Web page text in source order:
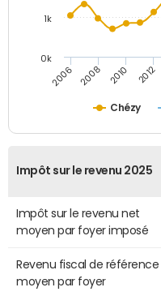
Chézy
2006 2008 2010 2012
0k
1k
Impôt sur le revenu 2025
Impôt sur le revenu net
moyen par foyer imposé
Revenu fiscal de référence
moyen par foyer